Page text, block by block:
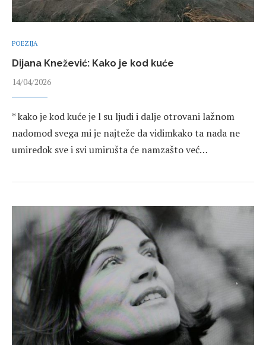
POEZIJA
Dijana Knežević: Kako je kod kuće
14/04/2026
* kako je kod kuće je l su ljudi i dalje otrovani lažnom
nadomod svega mi je najteže da vidimkako ta nada ne
umiredok sve i svi umirušta će namzašto već…